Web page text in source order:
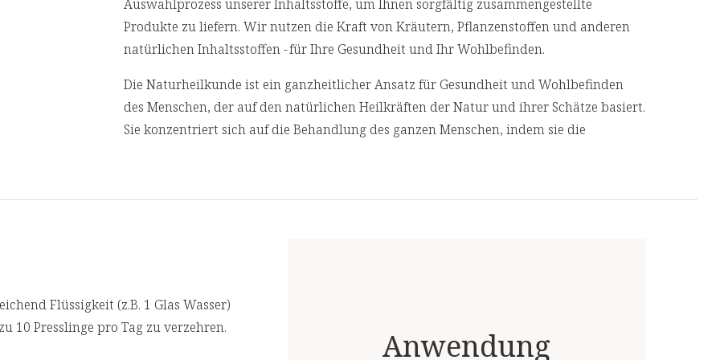
Immunsystems bei.
Nährwertangaben
Auswahlprozess unserer Inhaltsstoffe, um Ihnen sorgfältig zusammengestellte
Produkte zu liefern. Wir nutzen die Kraft von Kräutern, Pflanzenstoffen und anderen
natürlichen Inhaltsstoffen - für Ihre Gesundheit und Ihr Wohlbefinden.
Die Naturheilkunde ist ein ganzheitlicher Ansatz für Gesundheit und Wohlbefinden
des Menschen, der auf den natürlichen Heilkräften der Natur und ihrer Schätze basiert.
Sie konzentriert sich auf die Behandlung des ganzen Menschen, indem sie die
Anwendung
Flüssigkeit (z.B. 1 Glas Wasser)
10 Presslinge pro Tag zu verzehren.